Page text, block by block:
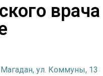
Магадан, ул. Коммуны, 13